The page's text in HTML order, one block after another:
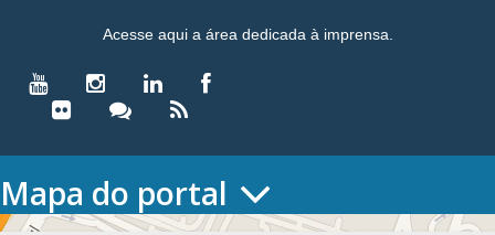
Acesse aqui a área dedicada à imprensa.
Mapa do portal
HOME